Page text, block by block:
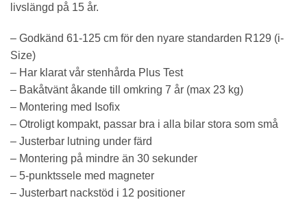
livslängd på 15 år.
– Godkänd 61-125 cm för den nyare standarden R129 (i-
Size)
– Har klarat vår stenhårda Plus Test
– Bakåtvänt åkande till omkring 7 år (max 23 kg)
– Montering med Isofix
– Otroligt kompakt, passar bra i alla bilar stora som små
– Justerbar lutning under färd
– Montering på mindre än 30 sekunder
– 5-punktssele med magneter
– Justerbart nackstöd i 12 positioner